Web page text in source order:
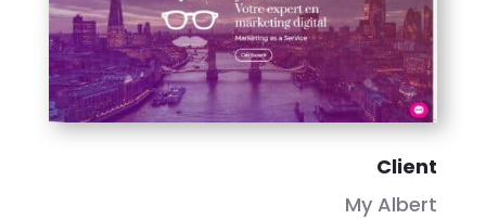
Client
My Albert